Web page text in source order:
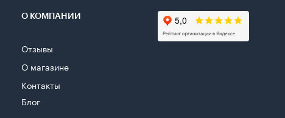
О КОМПАНИИ
Отзывы
О магазине
Контакты
Блог